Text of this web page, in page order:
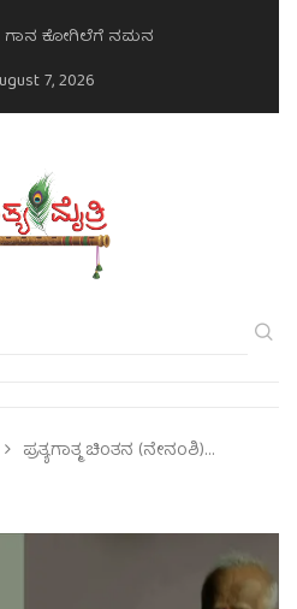
ಗಾನ ಕೋಗಿಲೆಗೆ ನಮನ
7, 2026
ಪ್ರತ್ಯಗಾತ್ಮ ಚಿಂತನ (ನೇನಂಶಿ)…